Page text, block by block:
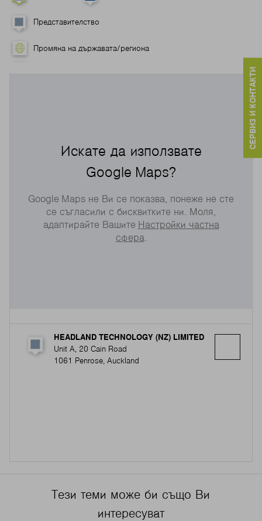
Представителство
Промяна на държавата/региона
Искате да използвате
Google Maps?
Google Maps не Ви се показва, понеже не сте
се съгласили с бисквитките ни. Моля,
адаптирайте Вашите Настройки частна
сфера.
HEADLAND TECHNOLOGY (NZ) LIMITED
Unit A, 20 Cain Road
1061 Penrose, Auckland
Тези теми може би също Ви
интересуват
СЕРВИЗ И КОНТАКТИ